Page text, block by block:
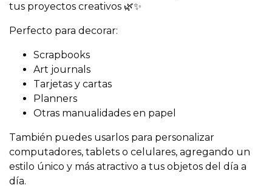
tus proyectos creativos 🌿✨
Perfecto para decorar:
Scrapbooks
Art journals
Tarjetas y cartas
Planners
Otras manualidades en papel
También puedes usarlos para personalizar
computadores, tablets o celulares, agregando un
estilo único y más atractivo a tus objetos del día a
día.